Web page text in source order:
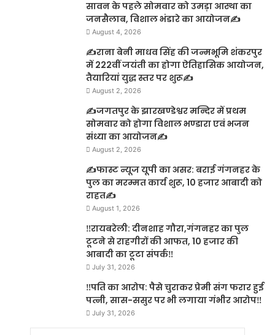
सावन के पहले सोमवार को उमड़ा आस्था का
जनसैलाब, विशाल भंडारे का आयोजन✍️
August 4, 2026
✍️राना बेनी माधव सिंह की जन्मभूमि शंकरपुर
में 222वीं जयंती का होगा ऐतिहासिक आयोजन,
तैयारियां युद्ध स्तर पर शुरू✍️
August 2, 2026
✍️जगतपुर के झारखण्डेश्वर मन्दिर में प्रथम
सोमवार को होगा विशाल भण्डारा एवं भजन
संध्या का आयोजन✍️
August 2, 2026
✍️फास्ट न्यूज यूपी का असर: बराई गंगनहर के
पुल का मरम्मत कार्य शुरू, 10 हजार आबादी को
राहत✍️
August 1, 2026
‼️रायबरेली: दीनशाह गौरा,गंगनहर का पुल
टूटने से राहगीरों की आफत, 10 हजार की
आबादी का टूटा संपर्क‼️
July 31, 2026
‼️पति का आरोप: पैसे चुराकर प्रेमी संग फरार हुई
पत्नी, सास-ससुर पर भी लगाया गंभीर आरोप‼️
July 31, 2026